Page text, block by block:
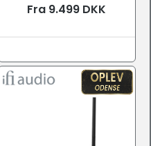
Fra 9.499 DKK